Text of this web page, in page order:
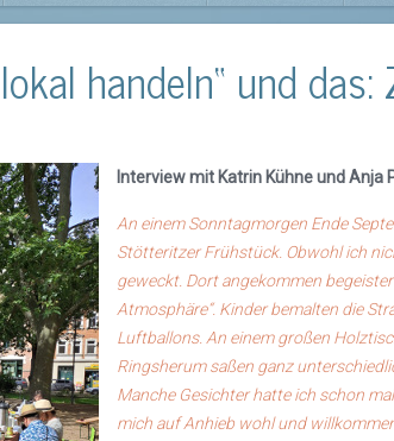
handeln“ und
Interview mit Katrin Kühne und Anja
An einem Sonntagmorgen Ende
Stötteritzer Frühstück. Obwohl ich
geweckt. Dort angekommen
Atmosphäre“. Kinder bemalten die
Luftballons. An einem großen
Ringsherum saßen ganz
Manche Gesichter hatte ich schon
mich auf Anhieb wohl und